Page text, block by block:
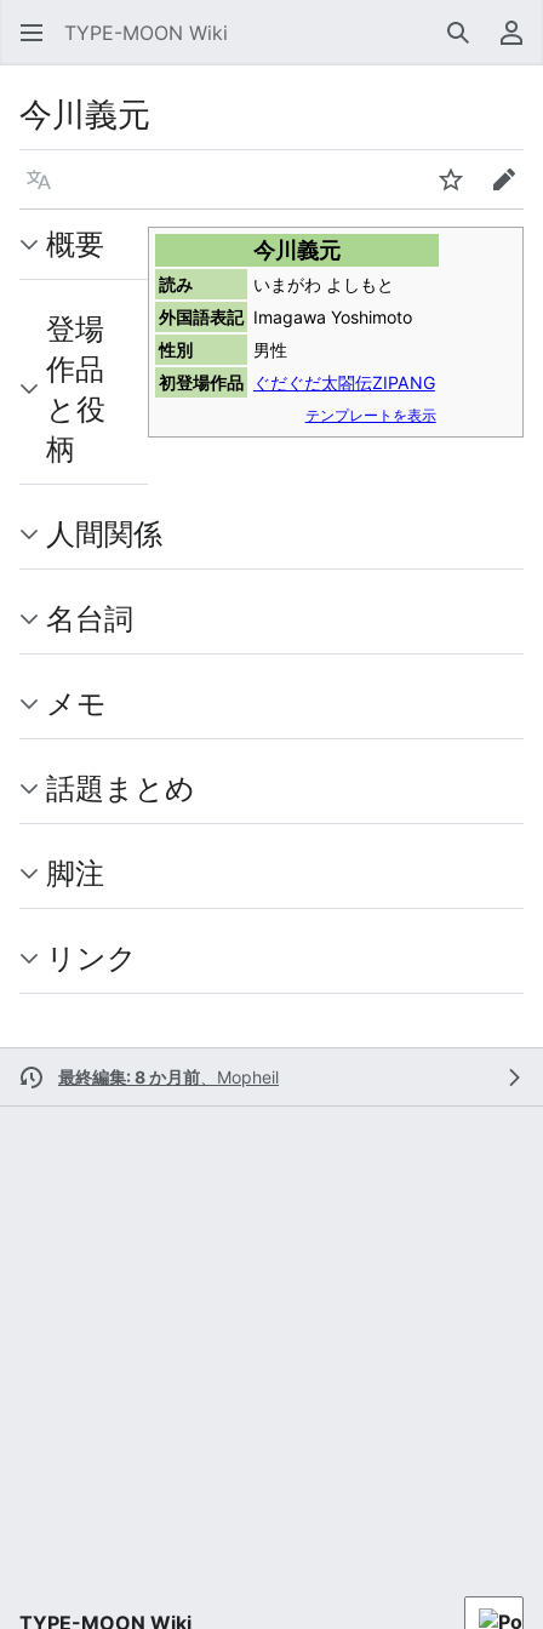
TYPE-MOON Wiki 検索 利
今川義元
言語 ウォッチ編集
今川義元
読み
いまがわ よしもと
外国語表記 Imagawa Yoshimoto
性別
男性
初登場作品
ぐだぐだ太閤伝ZIPANG
テンプレートを表示
概要
登場
作品
と役
柄
人間関係
名台詞
メモ
話題まとめ
脚注
リンク
最終編集: 8 か月前 Mopheil
TYPE-MOON Wiki